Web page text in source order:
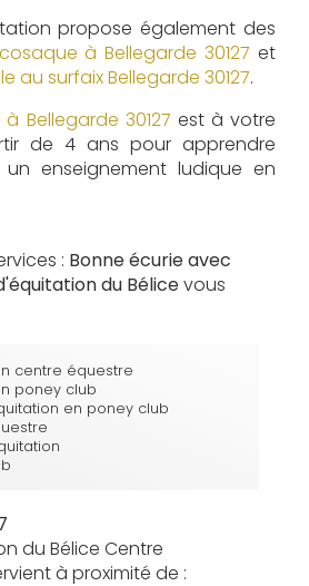
propose également des
àBellegarde 30127 et
au surfaixBellegarde 30127.
Bellegarde 30127 est à votre
de 4 ans pour apprendre
enseignement ludique en
: Bonne écurie avec
du Bélicevous
centre équestre
poney club
en poney club
du Bélice Centre
à proximité de :